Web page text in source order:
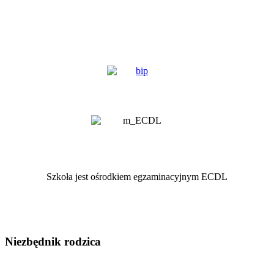
Szkoła jest ośrodkiem egzaminacyjnym ECDL
Niezbędnik rodzica